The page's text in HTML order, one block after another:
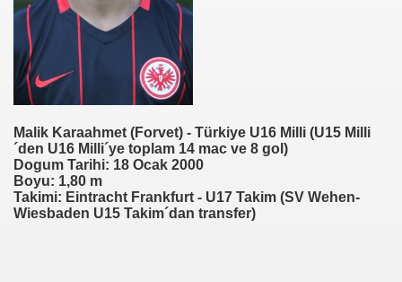
Malik Karaahmet (Forvet) - Türkiye U16 Milli (U15 Milli
´den U16 Milli´ye toplam 14 mac ve 8 gol)
Dogum Tarihi: 18 Ocak 2000
Boyu: 1,80 m
Takimi: Eintracht Frankfurt - U17 Takim (SV Wehen-
Wiesbaden U15 Takim´dan transfer)